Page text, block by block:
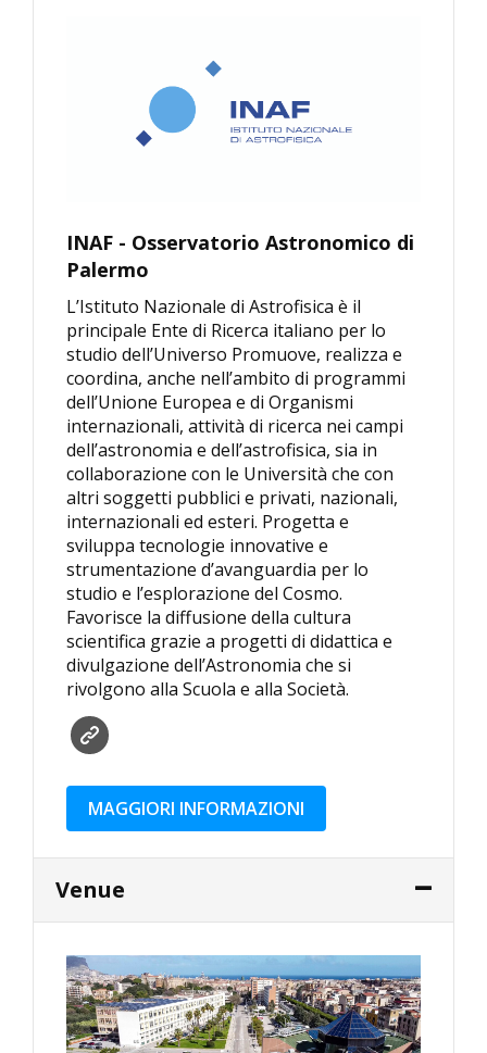
INAF - Osservatorio Astronomico di
Palermo
L’Istituto Nazionale di Astrofisica è il
principale Ente di Ricerca italiano per lo
studio dell’Universo Promuove, realizza e
coordina, anche nell’ambito di programmi
dell’Unione Europea e di Organismi
internazionali, attività di ricerca nei campi
dell’astronomia e dell’astrofisica, sia in
collaborazione con le Università che con
altri soggetti pubblici e privati, nazionali,
internazionali ed esteri. Progetta e
sviluppa tecnologie innovative e
strumentazione d’avanguardia per lo
studio e l’esplorazione del Cosmo.
Favorisce la diffusione della cultura
scientifica grazie a progetti di didattica e
divulgazione dell’Astronomia che si
rivolgono alla Scuola e alla Società.
MAGGIORI INFORMAZIONI
Venue